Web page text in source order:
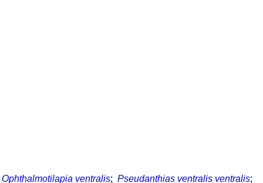
Ophthalmotilapia ventralis; Pseudanthias ventralis ventralis;